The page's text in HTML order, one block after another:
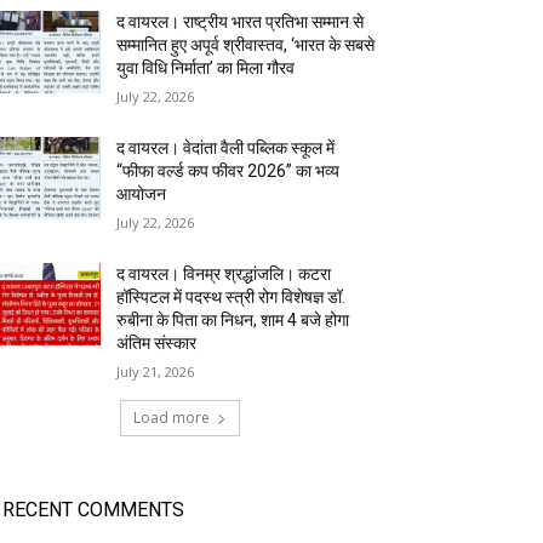
द वायरल। राष्ट्रीय भारत प्रतिभा सम्मान से
सम्मानित हुए अपूर्व श्रीवास्तव, ‘भारत के सबसे
युवा विधि निर्माता’ का मिला गौरव
July 22, 2026
द वायरल। वेदांता वैली पब्लिक स्कूल में
“फीफा वर्ल्ड कप फीवर 2026” का भव्य
आयोजन
July 22, 2026
द वायरल। विनम्र श्रद्धांजलि। कटरा
हॉस्पिटल में पदस्थ स्त्री रोग विशेषज्ञ डॉ.
रुबीना के पिता का निधन, शाम 4 बजे होगा
अंतिम संस्कार
July 21, 2026
Load more
RECENT COMMENTS